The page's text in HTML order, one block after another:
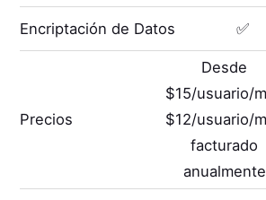
Encriptación de Datos ✅
Precios
Desde
$15/usuario/
$12/usuario/
facturado
anualmente